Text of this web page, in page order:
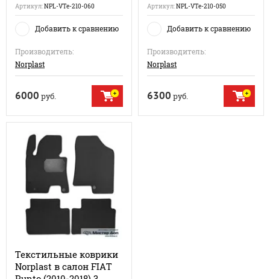
Артикул:NPL-VTe-210-060
Добавить к сравнению
Производитель:
Norplast
6000 руб.
Артикул:NPL-VTe-210-050
Добавить к сравнению
Производитель:
Norplast
6300 руб.
Текстильные коврики
Norplast в салон FIAT